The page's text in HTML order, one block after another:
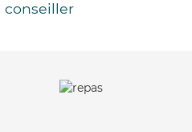
conseiller